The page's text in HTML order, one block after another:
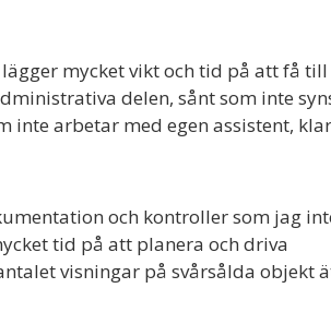
mycket vikt och tid på att få till
delen, sånt som inte
inte arbetar med egen assistent,
och kontroller som jag
tid på att planera och driva
visningar på svårsålda objekt